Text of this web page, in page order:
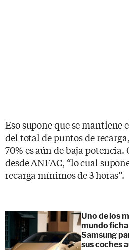
Eso supone que se mantiene
del total de puntos de
70% es aún de baja
desde ANFAC, “lo cual
recarga mínimos de 3 horas”.
Uno de los
mundo
Samsung
sus coches